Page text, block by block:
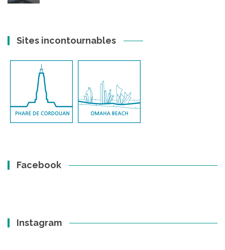
Sites incontournables
Facebook
Instagram